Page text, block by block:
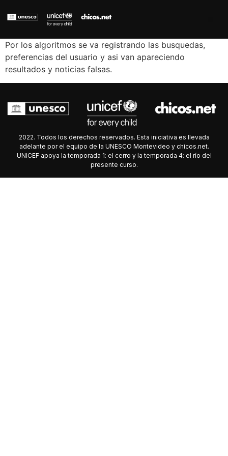
Por los algoritmos se va registrando las busquedas,
preferencias del usuario y asi van apareciendo
resultados y noticias falsas.
2022. Todos los derechos reservados. Esta iniciativa es llevada
adelante por el equipo de la UNESCO Montevideo y chicos.net.
UNICEF apoya la temporada 1: el cerro y la temporada 4: el río del
presente curso.